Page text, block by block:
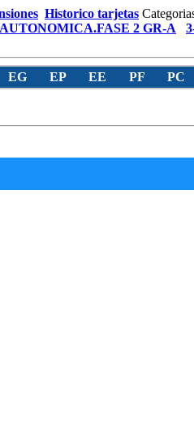
Historico tarjetas
2 GR-A
EG EP EE PF PC